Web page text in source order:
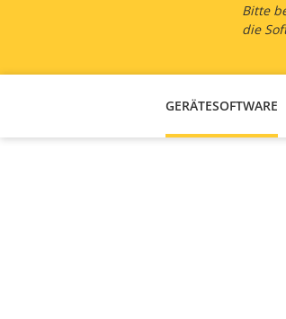
Bitte
die
GERÄTESOFTWARE